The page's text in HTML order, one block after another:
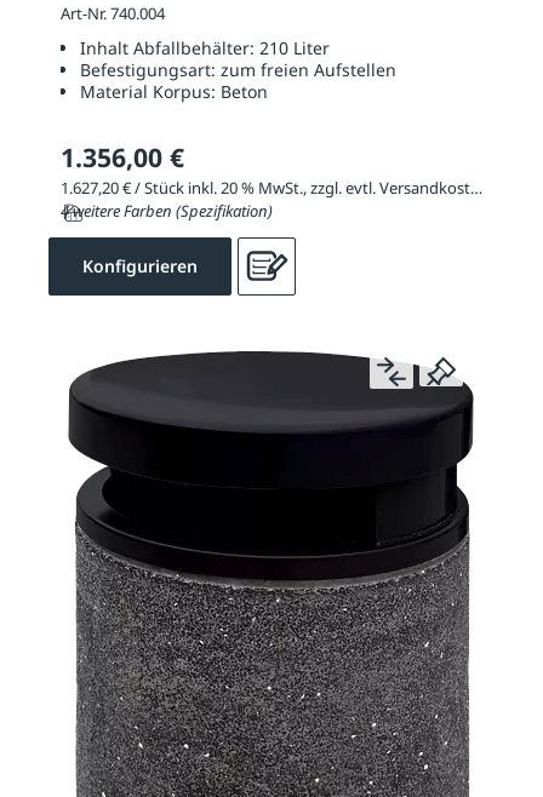
Art-Nr. 740.004
Inhalt Abfallbehälter: 210 Liter
Befestigungsart: zum freien Aufstellen
Material Korpus: Beton
1.356,00 €
1.627,20 € / Stück inkl. 20 % MwSt., zzgl. evtl. Versandkosten
4 weitere Farben (Spezifikation)
Konfigurieren